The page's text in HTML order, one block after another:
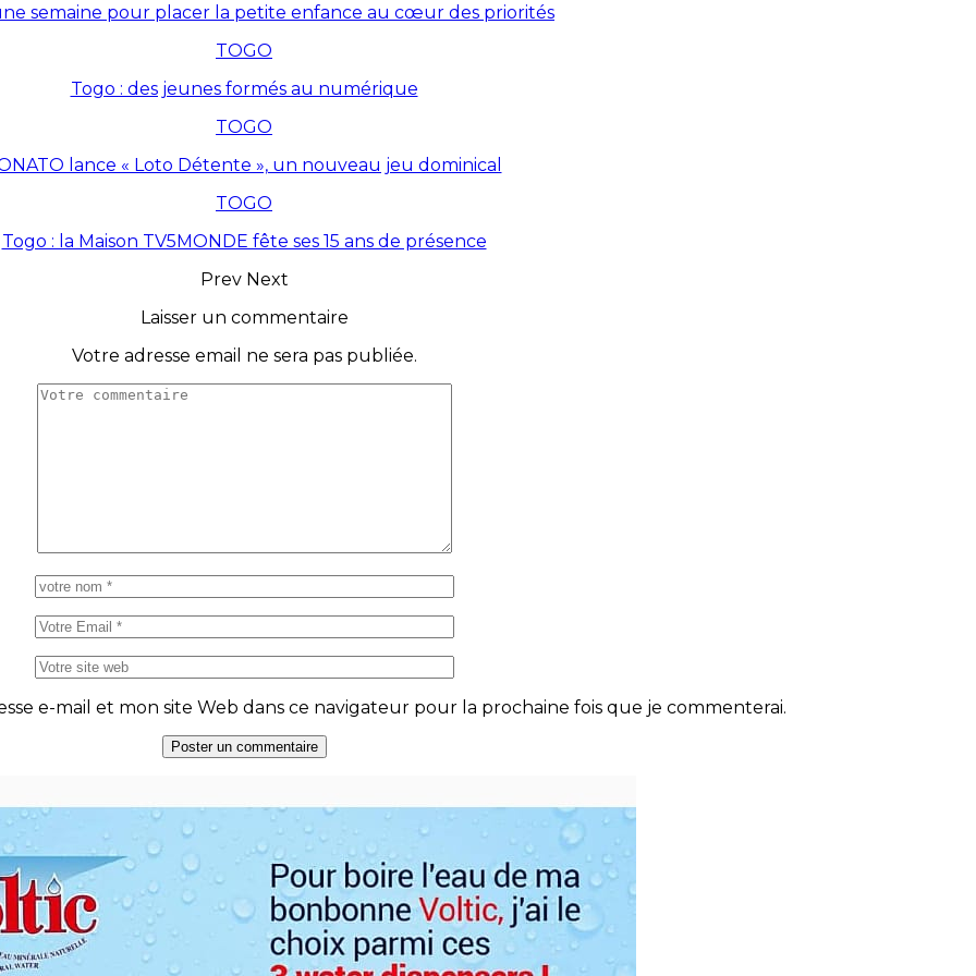
semaine pour placer la petite enfance au cœur des priorités
TOGO
Togo : des jeunes formés au numérique
TOGO
lance « Loto Détente », un nouveau jeu dominical
TOGO
Togo : la Maison TV5MONDE fête ses 15 ans de présence
Prev Next
Laisser un commentaire
Votre adresse email ne sera pas publiée.
e-mail et mon site Web dans ce navigateur pour la prochaine fois que je commenterai.